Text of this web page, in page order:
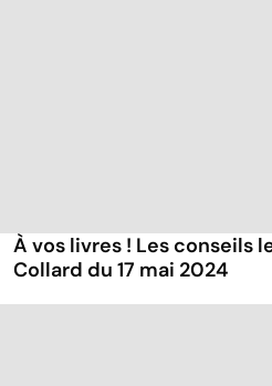
À vos livres ! Les conseils
Collard du 17 mai 2024